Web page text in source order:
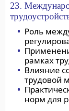
23.
Роль
рамках
Влияние
трудовой
норм для